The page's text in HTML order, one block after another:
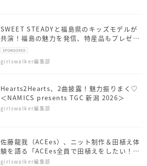
SWEET STEADYと福島県のキッズモデルが
共演！福島の魅力を発信、特産品もプレゼン
ト
girlswalker編集部
Hearts2Hearts、2曲披露！魅力振りまく♡
＜NAMICS presents TGC 新潟 2026＞
girlswalker編集部
佐藤⿓我（ACEes）、ニット制作＆田植え体
験を語る「ACEes全員で田植えをしたい！」
＜NAMICS presents TGC 新潟 2026＞
girlswalker編集部